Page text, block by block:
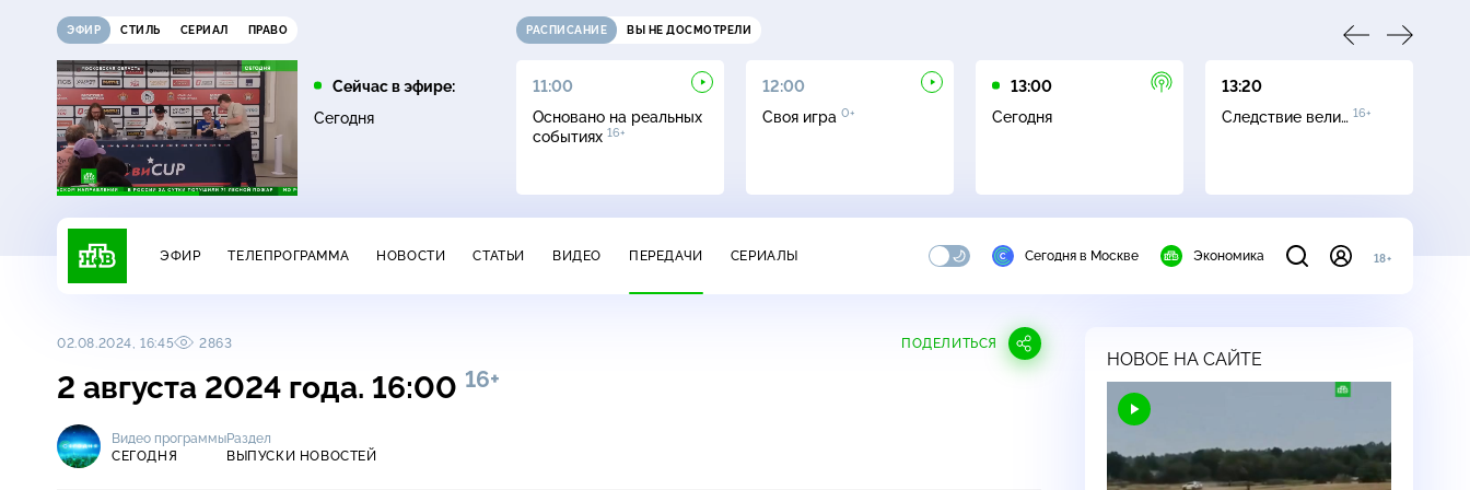
ЭФИР СТИЛЬ СЕРИАЛ ПРАВО
Сейчас в эфире:
Сегодня
РАСПИСАНИЕ ВЫ НЕ ДОСМОТРЕЛИ
09:00
Квартирный вопрос0+
10:00
Сатья16+
11:00
Основано на реальных
событиях 16+
12:00
Своя игра 0+
13:00
Сегодня
13:20
Следствие вели… 16+
ЭФИР ТЕЛЕПРОГРАММА НОВОСТИ СТАТЬИ ВИДЕО ПЕРЕДАЧИ СЕРИАЛЫ Сегодня в Москве Экономика 18+
02.08.2024, 16:45 2863 ПОДЕЛИТЬСЯ
2 августа 2024 года. 16:00 16+
Видео программы
СЕГОДНЯ
Раздел
ВЫПУСКИ НОВОСТЕЙ
НОВОЕ НА САЙТЕ